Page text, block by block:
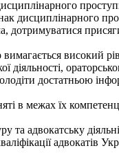
дисциплінарного
дотримуватися
високий
діяльності,
достатньою
в межах їх
та адвокатську
адвокатів